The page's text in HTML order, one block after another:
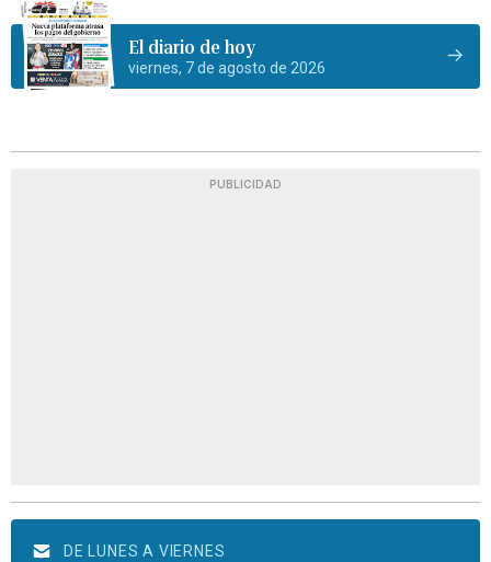
El diario de hoy
viernes, 7 de agosto de 2026
PUBLICIDAD
DE LUNES A VIERNES